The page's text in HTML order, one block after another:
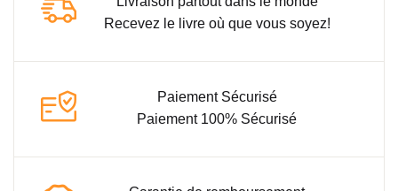
Recevez le livre où que vous soyez!
Paiement Sécurisé
Paiement 100% Sécurisé